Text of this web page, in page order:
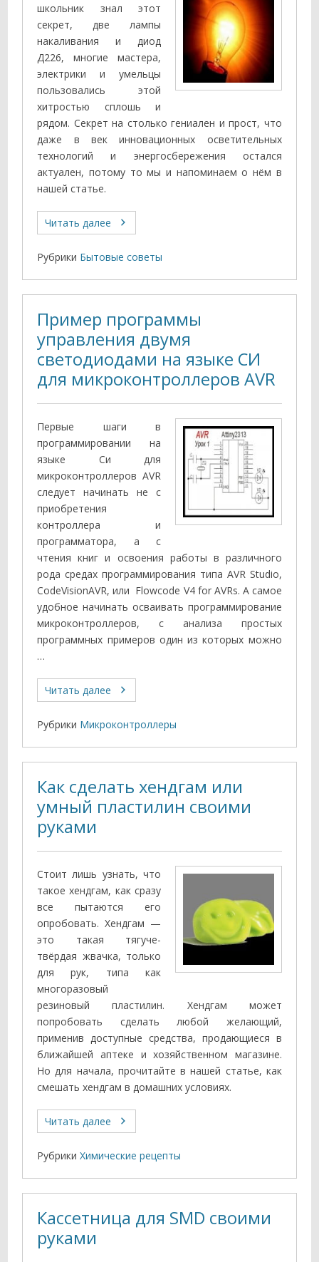
школьник знал этот
секрет, две лампы
накаливания и диод
Д226, многие мастера,
электрики и умельцы
пользовались этой
хитростью сплошь и
рядом. Секрет на столько гениален и прост, что
даже в век инновационных осветительных
технологий и энергосбережения остался
актуален, потому то мы и напоминаем о нём в
нашей статье.
Читать далее
Рубрики Бытовые советы
Пример программы
управления двумя
светодиодами на языке СИ
для микроконтроллеров AVR
Первые шаги в
программировании на
языке Си для
микроконтроллеров AVR
следует начинать не с
приобретения
контроллера и
программатора, а с
чтения книг и освоения работы в различного
рода средах программирования типа AVR Studio,
CodeVisionAVR, или Flowcode V4 for AVRs. А самое
удобное начинать осваивать программирование
микроконтроллеров, с анализа простых
программных примеров один из которых можно
…
Читать далее
Рубрики Микроконтроллеры
Как сделать хендгам или
умный пластилин своими
руками
Стоит лишь узнать, что
такое хендгам, как сразу
все пытаются его
опробовать. Хендгам —
это такая тягуче-
твёрдая жвачка, только
для рук, типа как
многоразовый
резиновый пластилин. Хендгам может
попробовать сделать любой желающий,
применив доступные средства, продающиеся в
ближайшей аптеке и хозяйственном магазине.
Но для начала, прочитайте в нашей статье, как
смешать хендгам в домашних условиях.
Читать далее
Рубрики Химические рецепты
Кассетница для SMD своими
руками